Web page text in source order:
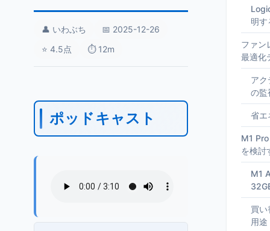
👤 いわぶち
📅 2025-12-26
⭐ 4.5点
⏱️ 12m
ポッドキャスト
明す
ファン
最適化
アク
の監
省エ
M1
を検討
M1
買い
用途